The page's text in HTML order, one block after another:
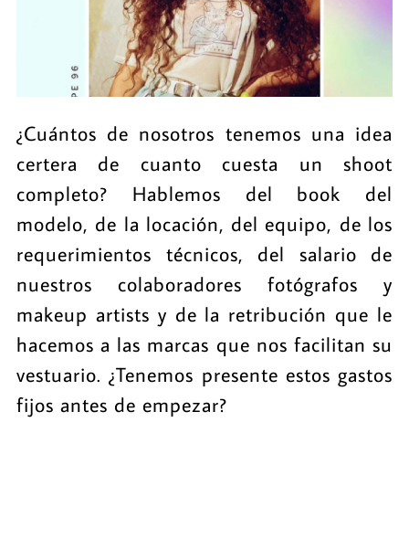
¿Cuántos de nosotros tenemos una idea
certera de cuanto cuesta un shoot
completo? Hablemos del book del
modelo, de la locación, del equipo, de los
requerimientos técnicos, del salario de
nuestros colaboradores fotógrafos y
makeup artists y de la retribución que le
hacemos a las marcas que nos facilitan su
vestuario. ¿Tenemos presente estos gastos
fijos antes de empezar?